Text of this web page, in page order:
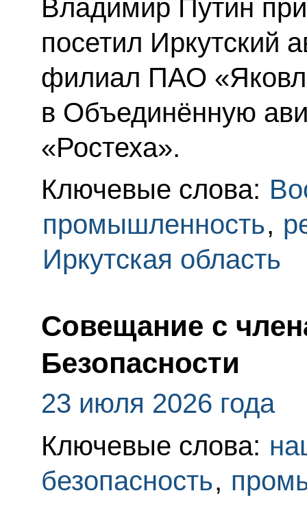
Владимир Путин
посетил Иркутский
филиал ПАО
в Объединённую
«Ростеха».
Ключевые слова:
промышленность,
Иркутская область
Совещание с
Безопасности
23 июля 2026 года
Ключевые слова:
безопасность,